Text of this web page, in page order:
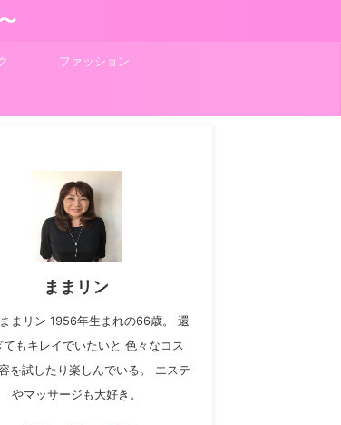
ファッション
ままリン
まリン 1956年生まれの66歳。 還
てもキレイでいたいと 色々なコス
を試したり楽しんでいる。 エステ
やマッサージも大好き。